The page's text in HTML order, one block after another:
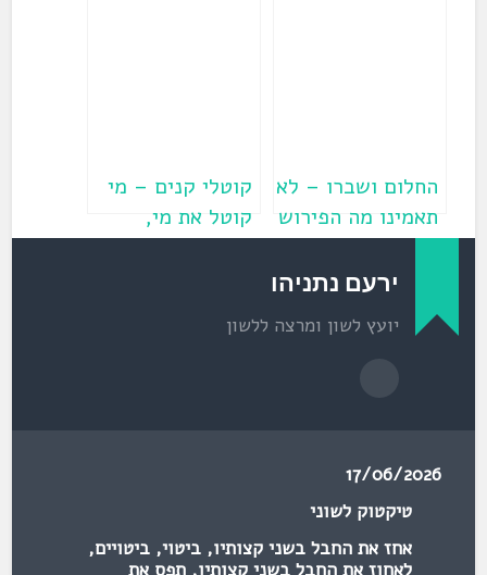
החלום ושברו – לא
תאמינו מה הפירוש
במקור!
קוטלי קנים – מי
קוטל את מי,
ובאילו קנים
ירעם נתניהו
יועץ לשון ומרצה ללשון
17/06/2026
טיקטוק לשוני
אחז את החבל בשני קצותיו,ביטוי,ביטויים,